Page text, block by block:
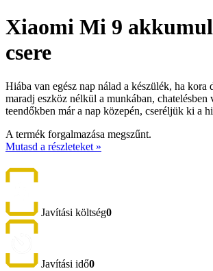
Xiaomi Mi 9
csere
Hiába van egész nap nálad a készülék, ha kora
maradj eszköz nélkül a munkában, chatelésben
teendőkben már a nap közepén, cseréljük ki a
A termék forgalmazása megszűnt.
Mutasd a részleteket »
Javítási költség0
Javítási idő0